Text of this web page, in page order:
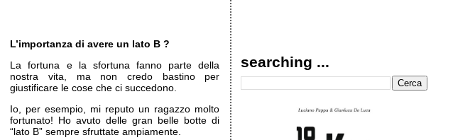
L’importanza di avere un lato B ?
La fortuna e la sfortuna fanno parte della
nostra vita, ma non credo bastino per
giustificare le cose che ci succedono.
Io, per esempio, mi reputo un ragazzo molto
fortunato! Ho avuto delle gran belle botte di
“lato B” sempre sfruttate ampiamente.
searching ...